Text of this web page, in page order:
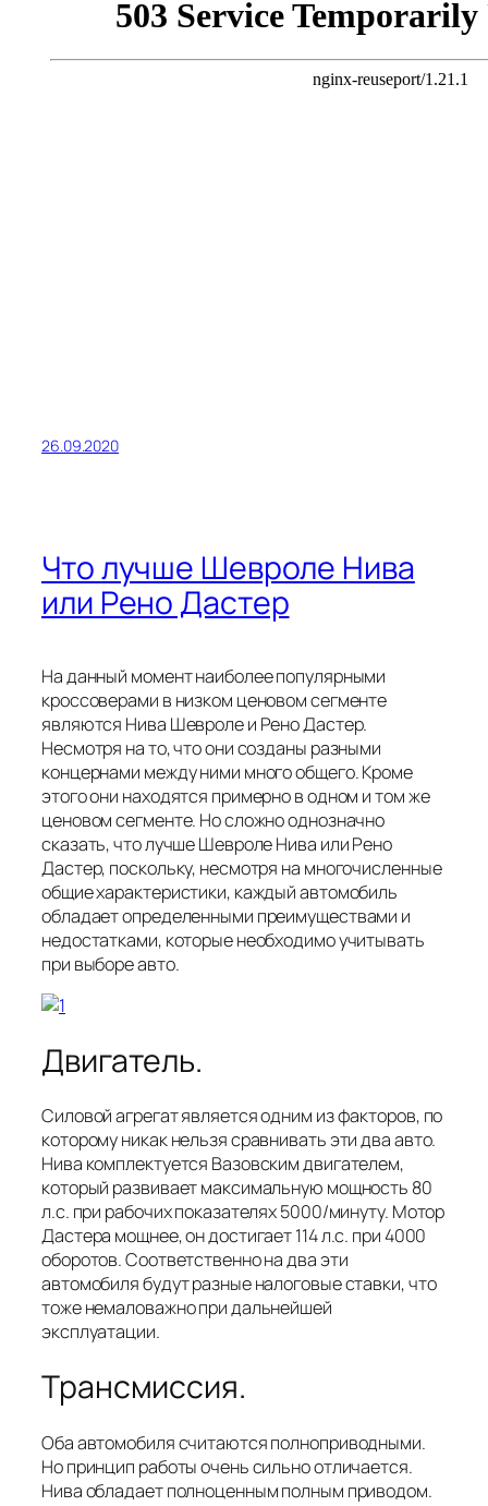
26.09.2020
Что лучше Шевроле Нива
или Рено Дастер
На данный момент наиболее популярными
кроссоверами в низком ценовом сегменте
являются Нива Шевроле и Рено Дастер.
Несмотря на то, что они созданы разными
концернами между ними много общего. Кроме
этого они находятся примерно в одном и том же
ценовом сегменте. Но сложно однозначно
сказать, что лучше Шевроле Нива или Рено
Дастер, поскольку, несмотря на многочисленные
общие характеристики, каждый автомобиль
обладает определенными преимуществами и
недостатками, которые необходимо учитывать
при выборе авто.
Двигатель.
Силовой агрегат является одним из факторов, по
которому никак нельзя сравнивать эти два авто.
Нива комплектуется Вазовским двигателем,
который развивает максимальную мощность 80
л.с. при рабочих показателях 5000/минуту. Мотор
Дастера мощнее, он достигает 114 л.с. при 4000
оборотов. Соответственно на два эти
автомобиля будут разные налоговые ставки, что
тоже немаловажно при дальнейшей
эксплуатации.
Трансмиссия.
Оба автомобиля считаются полноприводными.
Но принцип работы очень сильно отличается.
Нива обладает полноценным полным приводом.